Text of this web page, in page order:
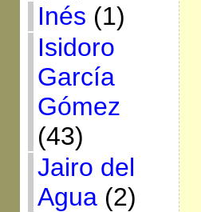
Inés (1)
Isidoro
García
Gómez
(43)
Jairo del
Agua(2)